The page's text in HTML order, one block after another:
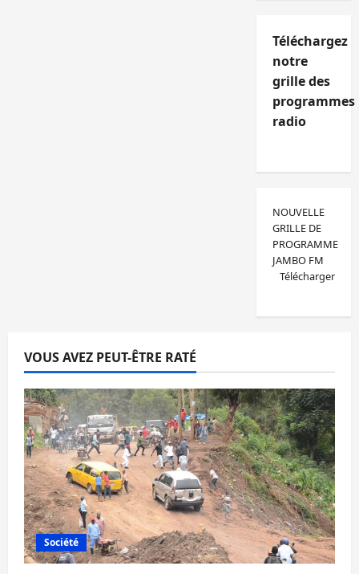
Téléchargez
notre
grille des
programmes
radio
NOUVELLE
GRILLE DE
PROGRAMME
JAMBO FM
Télécharger
VOUS AVEZ PEUT-ÊTRE RATÉ
Société